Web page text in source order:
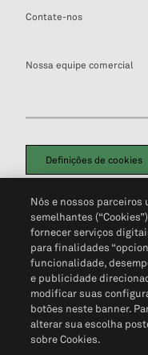
Contate-nos
Nossa equipe comercial
Definições de cookies
Política de Privacidade
Não Venda Minhas
Nós e nossos
semelhantes
fornecer serviços
para finalidades
funcionalidade,
e publicidade
modificar suas
botões neste banner.
alterar sua escolha
sobre Cookies.